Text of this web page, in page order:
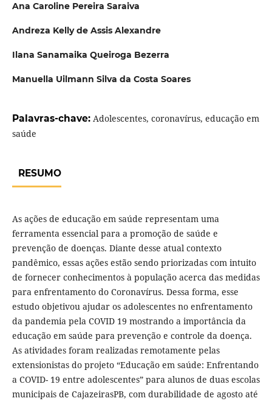
Ana Caroline Pereira Saraiva
Andreza Kelly de Assis Alexandre
Ilana Sanamaika Queiroga Bezerra
Manuella Uilmann Silva da Costa Soares
Palavras-chave: Adolescentes, coronavírus, educação em
saúde
RESUMO
As ações de educação em saúde representam uma
ferramenta essencial para a promoção de saúde e
prevenção de doenças. Diante desse atual contexto
pandêmico, essas ações estão sendo priorizadas com intuito
de fornecer conhecimentos à população acerca das medidas
para enfrentamento do Coronavírus. Dessa forma, esse
estudo objetivou ajudar os adolescentes no enfrentamento
da pandemia pela COVID 19 mostrando a importância da
educação em saúde para prevenção e controle da doença.
As atividades foram realizadas remotamente pelas
extensionistas do projeto “Educação em saúde: Enfrentando
a COVID- 19 entre adolescentes” para alunos de duas escolas
municipais de CajazeirasPB, com durabilidade de agosto até